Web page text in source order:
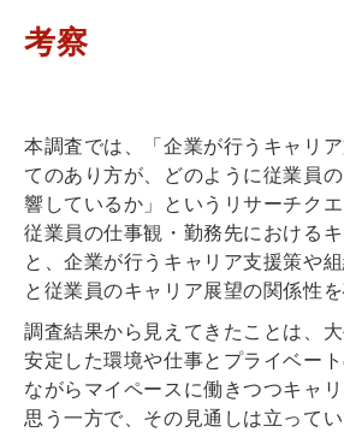
考察
本調査では、「企業が行うキャリ
てのあり方が、どのように従業員
響しているか」というリサーチクエ
従業員の仕事観・勤務先における
と、企業が行うキャリア支援策や
と従業員のキャリア展望の関係性を
調査結果から見えてきたことは、
安定した環境や仕事とプライベー
ながらマイペースに働きつつキャ
思う一方で、その見通しは立ってい